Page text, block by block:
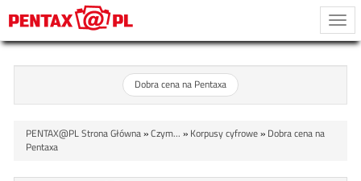
Dobra cena na Pentaxa
PENTAX@PL Strona Główna»Czym... » Korpusy cyfrowe» Dobra cena na
Pentaxa